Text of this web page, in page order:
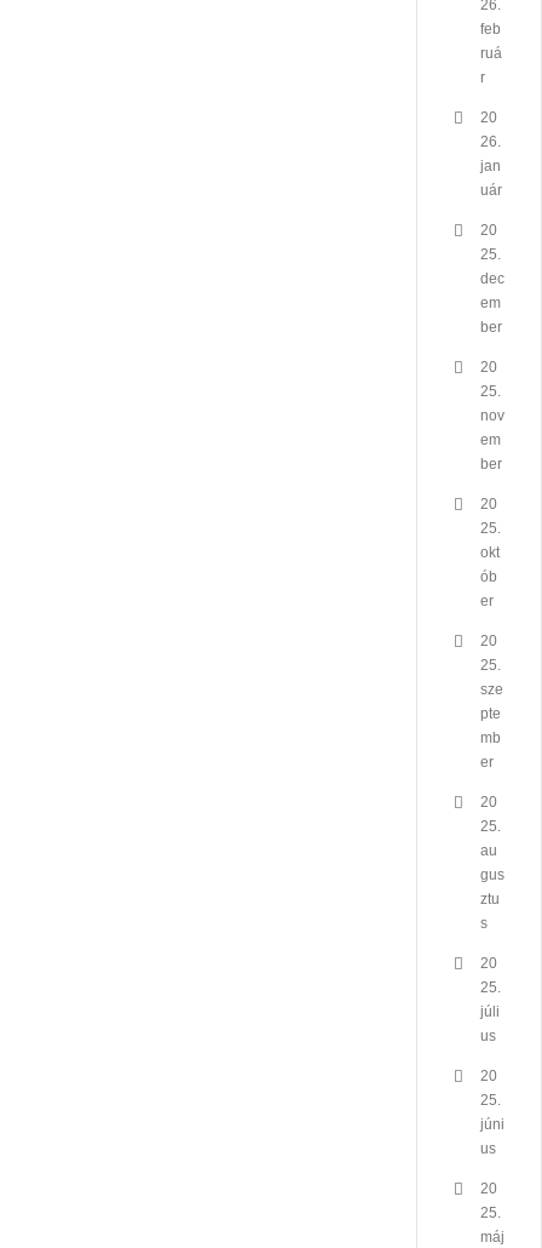
26.
feb
ruá
r
20
26.
jan
uár
20
25.
dec
em
ber
20
25.
nov
em
ber
20
25.
okt
ób
er
20
25.
sze
pte
mb
er
20
25.
au
gus
ztu
s
20
25.
júli
us
20
25.
júni
us
20
25.
máj